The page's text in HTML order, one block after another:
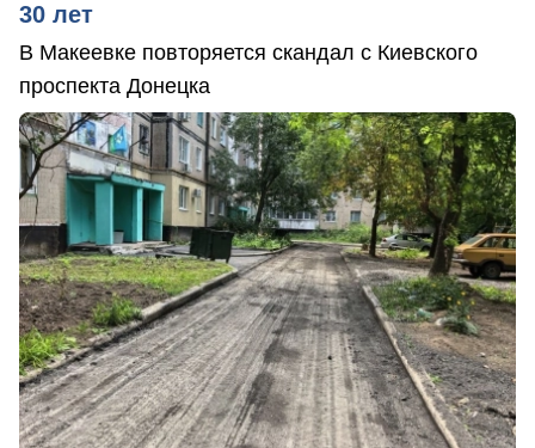
30 лет
В Макеевке повторяется скандал с Киевского
проспекта Донецка